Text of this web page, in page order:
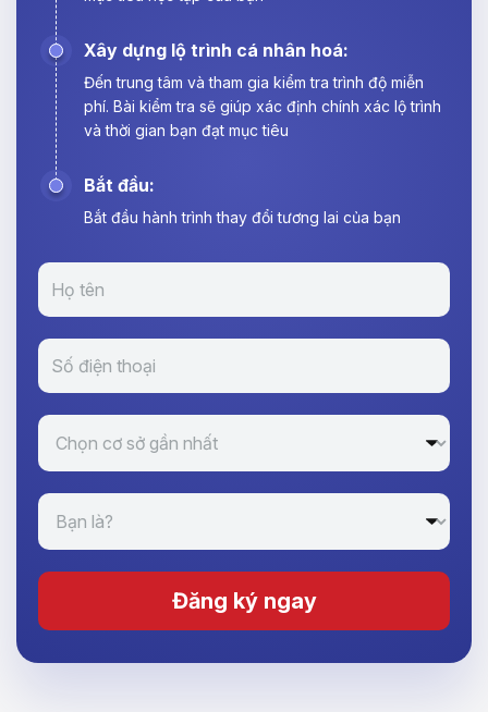
Xây dựng lộ trình cá nhân hoá:
Đến trung tâm và tham gia kiểm tra trình độ miễn
phí. Bài kiểm tra sẽ giúp xác định chính xác lộ trình
và thời gian bạn đạt mục tiêu
Bắt đầu:
Bắt đầu hành trình thay đổi tương lai của bạn
Đăng ký ngay